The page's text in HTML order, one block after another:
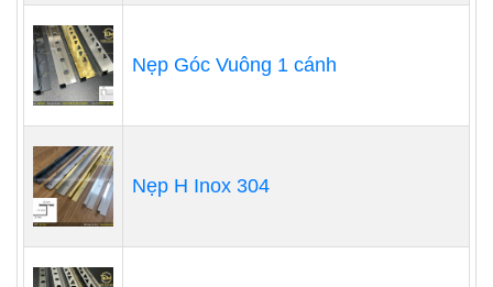
Nẹp Góc Vuông 1 cánh
Nẹp H Inox 304